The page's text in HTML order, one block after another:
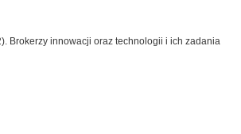
Brokerzy innowacji oraz technologii i ich zadania